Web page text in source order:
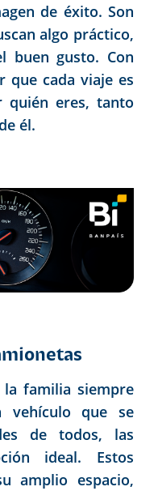
de éxito. Son
algo práctico,
buen gusto. Con
que cada viaje es
quién eres, tanto
él.
la familia siempre
vehículo que se
de todos, las
ideal. Estos
amplio espacio,